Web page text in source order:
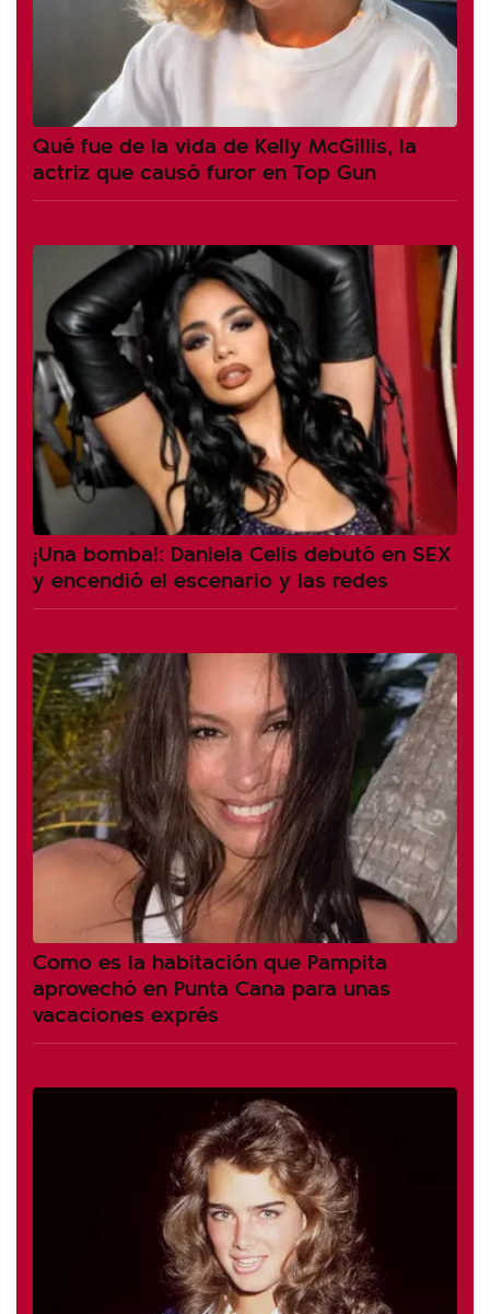
Qué fue de la vida de Kelly McGillis, la
actriz que causó furor en Top Gun
¡Una bomba!: Daniela Celis debutó en SEX
y encendió el escenario y las redes
Como es la habitación que Pampita
aprovechó en Punta Cana para unas
vacaciones exprés